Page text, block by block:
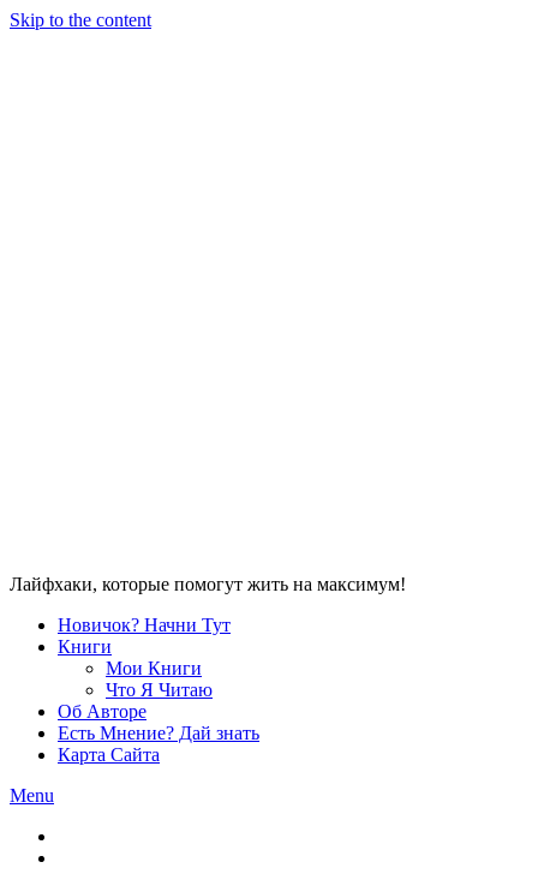
Skip to the content
Лайфхаки, которые помогут жить на максимум!
Новичок? Начни Тут
Книги
Мои Книги
Что Я Читаю
Об Авторе
Есть Мнение? Дай знать
Карта Сайта
Menu